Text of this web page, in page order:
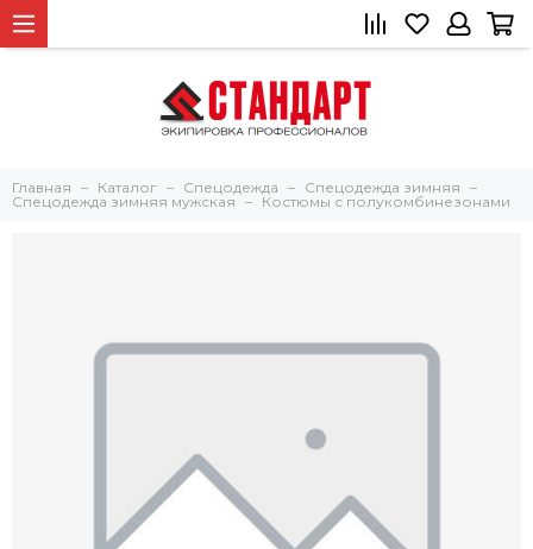
Главная Каталог Спецодежда
Спецодежда зимняя
Спецодежда зимняя мужская
Костюмы с полукомбинезонами